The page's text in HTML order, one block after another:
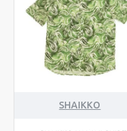
SHAIKKO